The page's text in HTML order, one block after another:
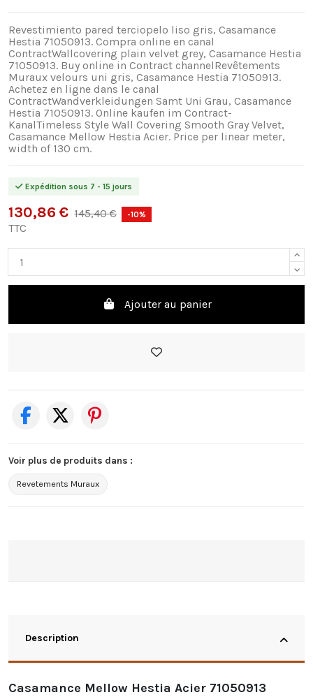
Revestimiento pared terciopelo liso gris, Casamance
Hestia 71050913. Compra online en canal
ContractWallcovering plain velvet grey, Casamance Hestia
71050913. Buy online in Contract channelRevêtements
Muraux velours uni gris, Casamance Hestia 71050913.
Achetez en ligne dans le canal
ContractWandverkleidungen Samt Uni Grau, Casamance
Hestia 71050913. Online kaufen im Contract-
KanalTimeless Style Wall Covering Smooth Gray Velvet,
Casamance Mellow Hestia Acier. Price per linear meter,
width of 130 cm.
Expédition sous 7 - 15 jours
130,86 € 145,40 € -10%
TTC
Ajouter au panier
Voir plus de produits dans :
Revetements Muraux
Description
Casamance Mellow Hestia Acier 71050913